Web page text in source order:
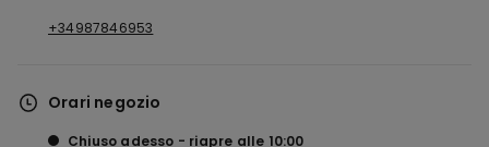
+34987846953
Orari negozio
Chiuso adesso riapre alle 10:00